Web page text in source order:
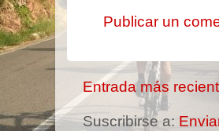
Publicar un
Entrada más
Suscribirse a: